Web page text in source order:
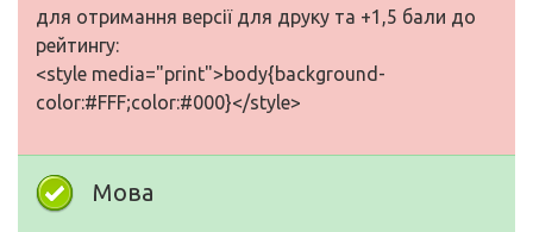
для отримання версії для друку та +1,5 бали до
рейтингу:
<style media="print">body{background-
color:#FFF;color:#000}</style>
Мова